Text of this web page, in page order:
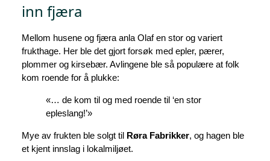
inn fjæra
Mellom husene og fjæra anla Olaf en stor og variert
frukthage. Her ble det gjort forsøk med epler, pærer,
plommer og kirsebær. Avlingene ble så populære at folk
kom roende for å plukke:
«… de kom til og med roende til ‘en stor
epleslang!’»
Mye av frukten ble solgt til Røra Fabrikker, og hagen ble
et kjent innslag i lokalmiljøet.